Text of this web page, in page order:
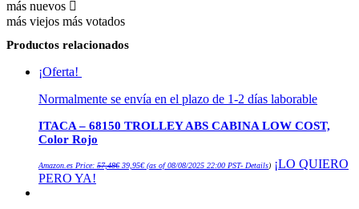
más nuevos
más viejos más votados
Productos relacionados
¡Oferta!
Normalmente se envía en el plazo de 1-2 días laborable
ITACA – 68150 TROLLEY ABS CABINA LOW COST,
Color Rojo
Amazon.es Price: 57,48€precio
39,95€precio
(as of 08/08/2025 22:00 PST- Details) ¡LO QUIERO
PERO YA!